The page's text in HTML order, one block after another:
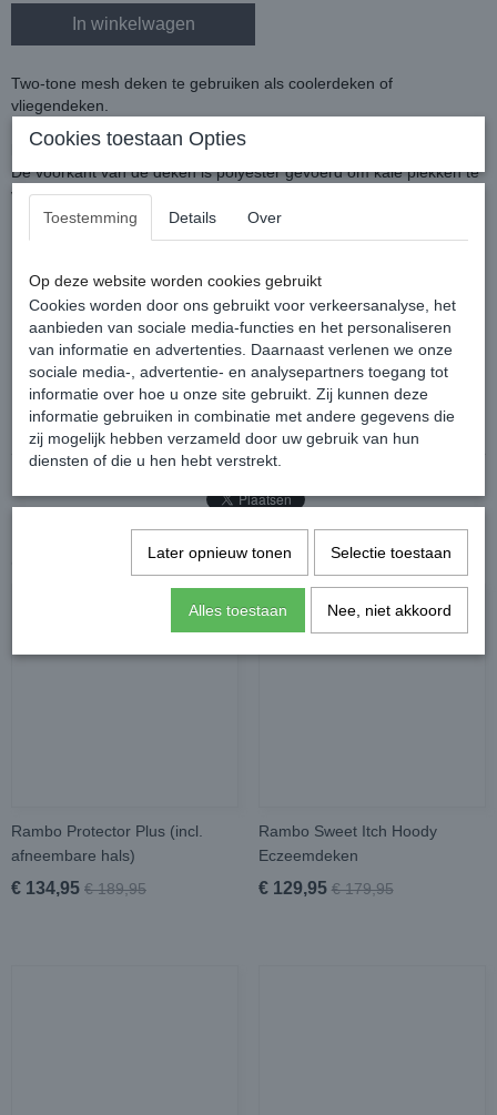
In winkelwagen
Two-tone mesh deken te gebruiken als coolerdeken of
vliegendeken.
De deken is voorzien van een enkele klittenband voorsluiting, twee
kruissingels, staartlus en een staartflap.
De voorkant van de deken is polyester gevoerd om kale plekken te
voorkomen.
Kleur: Grijs
Reacties
Ook interessant
Rambo Protector Plus (incl.
afneembare hals)
€ 134,95 € 189,95
Rambo Sweet Itch Hoody
Eczeemdeken
€ 129,95 € 179,95
Cookies toestaan Opties
Toestemming Details Over
Op deze website worden cookies gebruikt
Cookies worden door ons gebruikt voor verkeersanalyse, het
aanbieden van sociale media-functies en het personaliseren
van informatie en advertenties. Daarnaast verlenen we onze
sociale media-, advertentie- en analysepartners toegang tot
informatie over hoe u onze site gebruikt. Zij kunnen deze
informatie gebruiken in combinatie met andere gegevens die
zij mogelijk hebben verzameld door uw gebruik van hun
diensten of die u hen hebt verstrekt.
Later opnieuw tonen Selectie toestaan
Alles toestaan Nee, niet akkoord